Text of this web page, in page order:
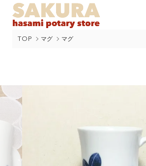
TOP マグ マグ